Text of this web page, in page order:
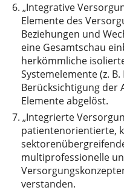
6. „Integrative
Elemente des
Beziehungen und
eine Gesamtschau
herkömmliche
Systemelemente (z.
Berücksichtigung der
Elemente abgelöst.
7. „Integrierte
patientenorientierte,
multiprofessionelle
verstanden.